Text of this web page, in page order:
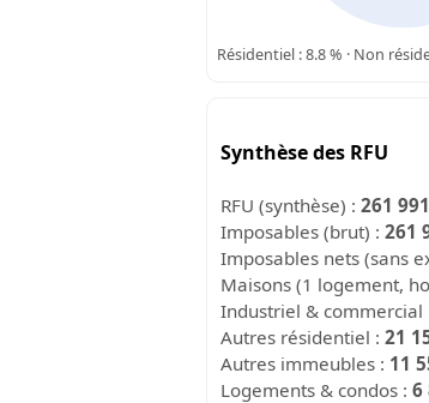
Résidentiel : 8.8 % · Non
Synthèse des RFU
RFU (synthèse) :261
Imposables (brut) :261
Imposables nets (sans
Maisons (1 logement,
Industriel &
Autres résidentiel :21
Autres immeubles : 11
Logements & condos :6